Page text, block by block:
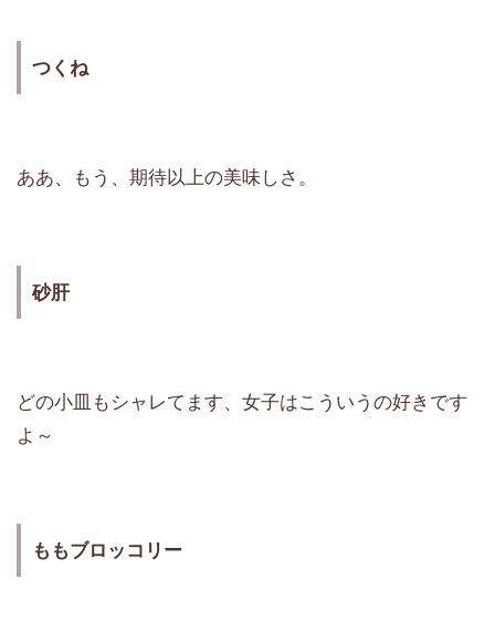
つくね
ああ、もう、期待以上の美味しさ。
砂肝
どの小皿もシャレてます、女子はこういうの好きです
よ～
ももブロッコリー